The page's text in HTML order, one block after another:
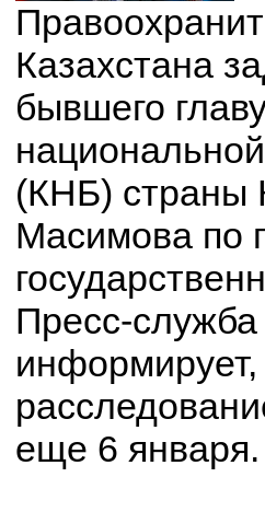
Казахстана
бывшего
(КНБ) страны
Масимова по
Пресс-
еще 6 января.